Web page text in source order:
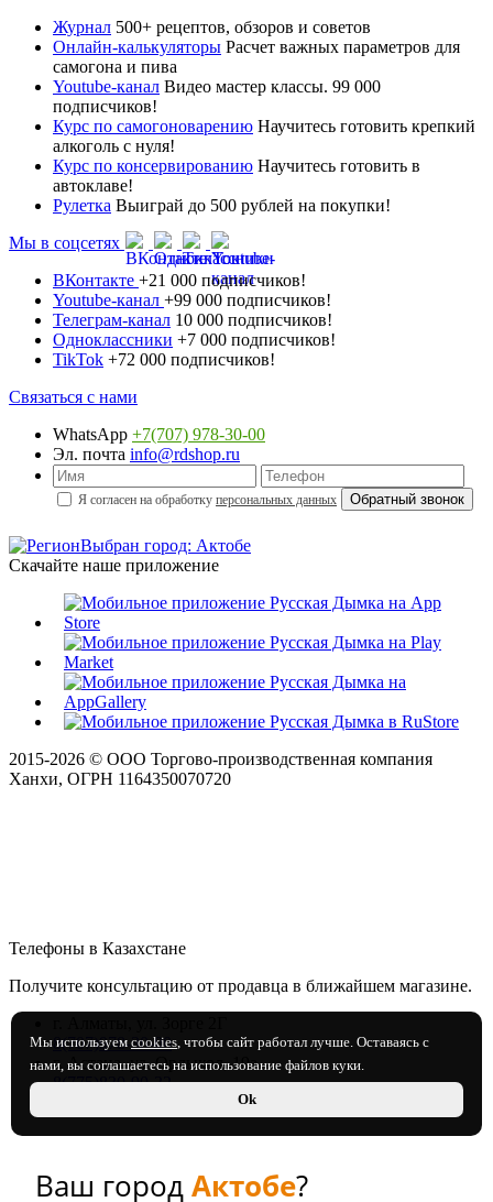
Мы используем cookies, чтобы сайт работал лучше. Оставаясь с
нами, вы соглашаетесь на использование файлов куки.
Ok
Журнал 500+ рецептов, обзоров и советов
Онлайн-калькуляторы Расчет важных параметров для
самогона и пива
Youtube-канал Видео мастер классы. 99 000
подписчиков!
Курс по самогоноварению Научитесь готовить крепкий
алкоголь с нуля!
Курс по консервированию Научитесь готовить в
автоклаве!
Рулетка Выиграй до 500 рублей на покупки!
Мы в соцсетях
ВКонтакте +21 000 подписчиков!
Youtube-канал +99 000 подписчиков!
Телеграм-канал 10 000 подписчиков!
Одноклассники +7 000 подписчиков!
TikTok +72 000 подписчиков!
Связаться с нами
WhatsApp +7(707) 978-30-00
Эл. почта info@rdshop.ru
Я согласен на обработку персональных данных
Выбран город: Актобе
Скачайте наше приложение
2015-2026 © ООО Торгово-производственная компания
Ханхи, ОГРН 1164350070720
Телефоны в Казахстане
Получите консультацию от продавца в ближайшем магазине.
8(707)978-30-00
г. Астана, ул. Орлыкол, 19а
8(775)830-90-32
Ваш городАктобе?